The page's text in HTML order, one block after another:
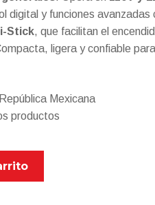
digital y funciones
Stick, que facilitan el
ligera y confiable
Mexicana
productos